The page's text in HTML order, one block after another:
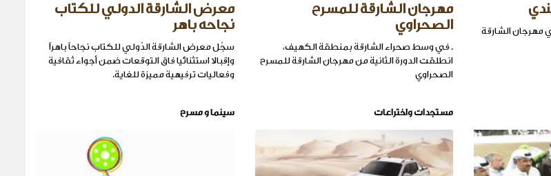
مهرجان الشارقة
مهرجان الشارقة للمسرح
الصحراوي
. في وسط صحراء الشارقة بمنطقة الكهيف،
انطلقت الدورة الثانية من مهرجان الشارقة للمسرح
الصحراوي
معرض الشارقة الدولي للكتاب
نجاحه باهر
سجّل معرض الشارقة الدّولي للكتاب نجاحاً باهراً
وإقبالا استثنائيا فاق التوقعات ضمن أجواء ثقافية
وفعاليات ترفيهية مميزة للغاية.
مستجدات واختراعات سينما و مسرح